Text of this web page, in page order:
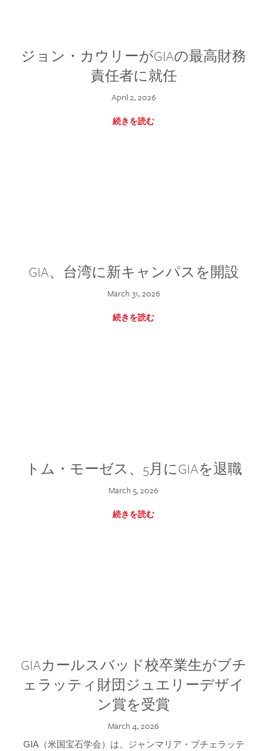
ジョン・カウリーがGIAの最高財務
責任者に就任
April 2, 2026
続きを読む
GIA、台湾に新キャンパスを開設
March 31, 2026
続きを読む
トム・モーゼス、5月にGIAを退職
March 5, 2026
続きを読む
GIAカールスバッド校卒業生がブチ
ェラッティ財団ジュエリーデザイ
ン賞を受賞
March 4, 2026
GIA（米国宝石学会）は、ジャンマリア・ブチェラッテ